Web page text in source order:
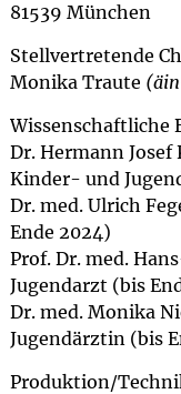
81539 München
Stellvertretende
Monika Traute
Wissenschaftliche
Dr. Hermann
Kinder- und
Dr. med. Ulrich
Ende 2024)
Prof. Dr. med.
Jugendarzt (bis
Dr. med. Monika
Jugendärztin (bis
Produktion/